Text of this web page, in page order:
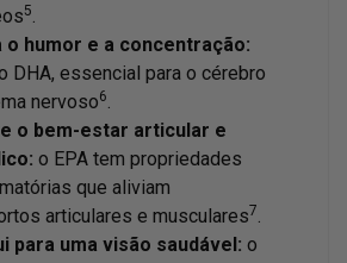
5.
o humor e a concentração:
DHA, essencial para o cérebro
nervoso6.
o bem-estar articular e
o EPA tem propriedades
que aliviam
articulares e musculares7.
para uma visão saudável: o